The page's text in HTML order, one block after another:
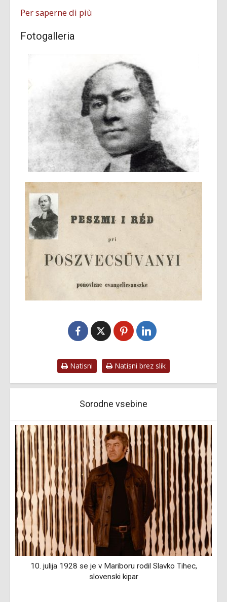
Per saperne di più
Fotogalleria
Natisni Natisni brez slik
Sorodne vsebine
10. julija 1928 se je v Mariboru rodil Slavko Tihec,
slovenski kipar